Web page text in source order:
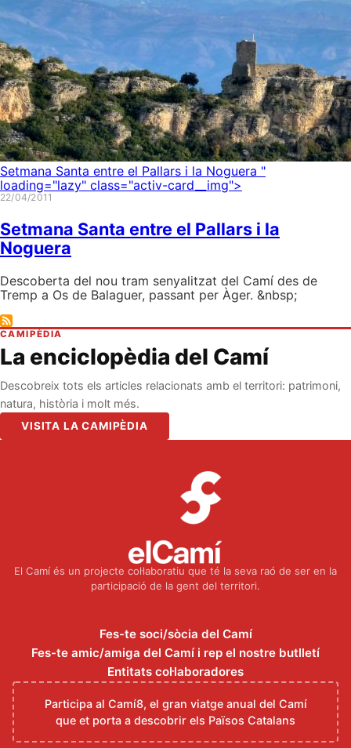
Setmana Santa entre el Pallars i la Noguera "
loading="lazy" class="activ-card__img">
22/04/2011
Setmana Santa entre el Pallars i la
Noguera
Descoberta del nou tram senyalitzat del Camí des de
Tremp a Os de Balaguer, passant per Àger. &nbsp;
CAMIPÈDIA
La enciclopèdia del Camí
Descobreix tots els articles relacionats amb el territori: patrimoni,
natura, història i molt més.
VISITA LA CAMIPÈDIA
El Camí és un projecte col·laboratiu que té la seva raó de ser en la
participació de la gent del territori.
Fes-te soci/sòcia del Camí
Fes-te amic/amiga del Camí i rep el nostre butlletí
Entitats col·laboradores
Participa al Camí8, el gran viatge anual del Camí
que et porta a descobrir els Països Catalans